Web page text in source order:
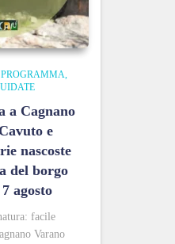
a Cagnano
e
nascoste
del borgo
agosto
facile
Varano